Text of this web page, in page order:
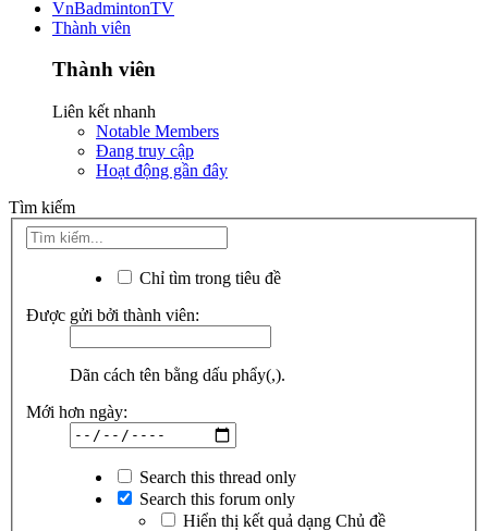
VnBadmintonTV
Thành viên
Thành viên
Liên kết nhanh
Notable Members
Đang truy cập
Hoạt động gần đây
Tìm kiếm
Chỉ tìm trong tiêu đề
Được gửi bởi thành viên:
Dãn cách tên bằng dấu phẩy(,).
Mới hơn ngày:
Search this thread only
Search this forum only
Hiển thị kết quả dạng Chủ đề